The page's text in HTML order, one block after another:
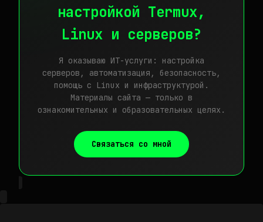
настройкой Termux,
Linux и серверов?
Я оказываю ИТ-услуги: настройка
серверов, автоматизация, безопасность,
помощь с Linux и инфраструктурой.
Материалы сайта — только в
ознакомительных и образовательных целях.
Связаться со мной